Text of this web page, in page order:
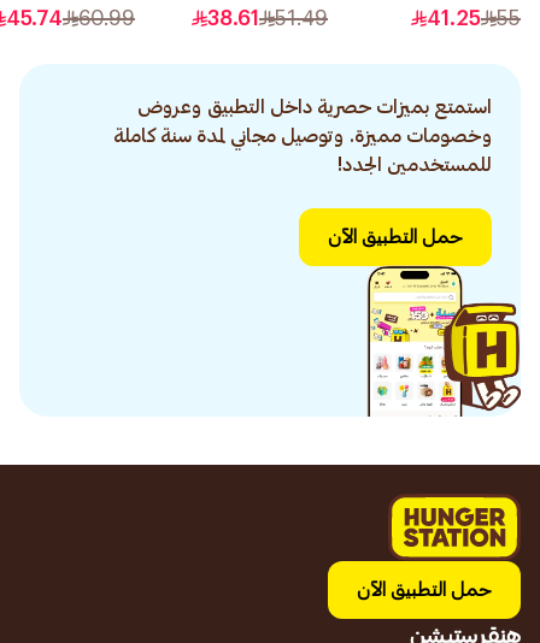
بخلاصة التين وزيت المسك
55
41.25
لطيفة 500مل
51.49
38.61 مل
60.99
45.74
استمتع بميزات حصرية داخل التطبيق وعروض
وخصومات مميزة. وتوصيل مجاني لمدة سنة كاملة
للمستخدمين الجدد!
حمل التطبيق الآن
حمل التطبيق الآن
هنقرستيشن